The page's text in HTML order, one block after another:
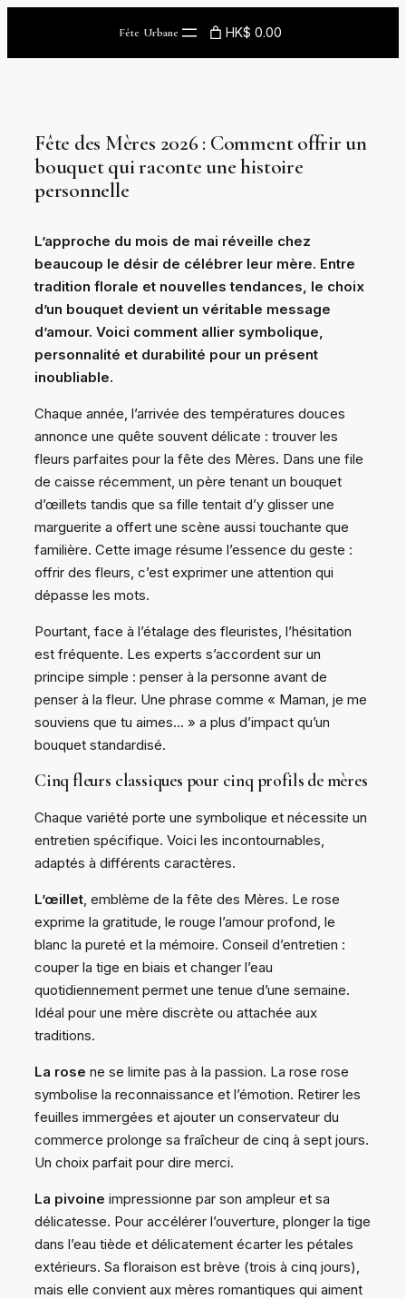
content
Fête Urbane HK$ 0.00
Fête des Mères 2026 : Comment offrir un
bouquet qui raconte une histoire
personnelle
L’approche du mois de mai réveille chez
beaucoup le désir de célébrer leur mère. Entre
tradition florale et nouvelles tendances, le choix
d’un bouquet devient un véritable message
d’amour. Voici comment allier symbolique,
personnalité et durabilité pour un présent
inoubliable.
Chaque année, l’arrivée des températures douces
annonce une quête souvent délicate : trouver les
fleurs parfaites pour la fête des Mères. Dans une file
de caisse récemment, un père tenant un bouquet
d’œillets tandis que sa fille tentait d’y glisser une
marguerite a offert une scène aussi touchante que
familière. Cette image résume l’essence du geste :
offrir des fleurs, c’est exprimer une attention qui
dépasse les mots.
Pourtant, face à l’étalage des fleuristes, l’hésitation
est fréquente. Les experts s’accordent sur un
principe simple : penser à la personne avant de
penser à la fleur. Une phrase comme « Maman, je me
souviens que tu aimes… » a plus d’impact qu’un
bouquet standardisé.
Cinq fleurs classiques pour cinq profils de mères
Chaque variété porte une symbolique et nécessite un
entretien spécifique. Voici les incontournables,
adaptés à différents caractères.
L’œillet, emblème de la fête des Mères. Le rose
exprime la gratitude, le rouge l’amour profond, le
blanc la pureté et la mémoire. Conseil d’entretien :
couper la tige en biais et changer l’eau
quotidiennement permet une tenue d’une semaine.
Idéal pour une mère discrète ou attachée aux
traditions.
La rose ne se limite pas à la passion. La rose rose
symbolise la reconnaissance et l’émotion. Retirer les
feuilles immergées et ajouter un conservateur du
commerce prolonge sa fraîcheur de cinq à sept jours.
Un choix parfait pour dire merci.
La pivoine impressionne par son ampleur et sa
délicatesse. Pour accélérer l’ouverture, plonger la tige
dans l’eau tiède et délicatement écarter les pétales
extérieurs. Sa floraison est brève (trois à cinq jours),
mais elle convient aux mères romantiques qui aiment